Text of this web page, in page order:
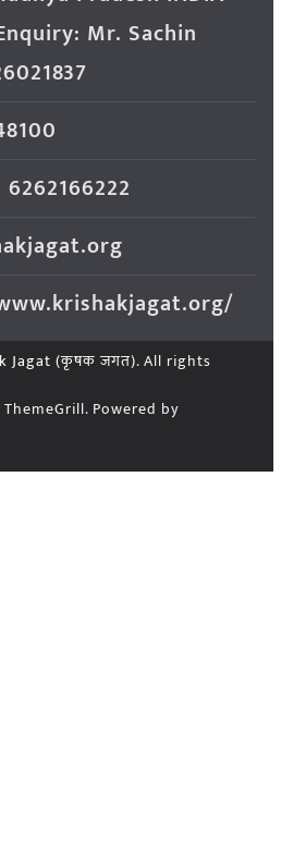
Mr. Sachin
Jagat (कृषक जगत). All rights
ThemeGrill. Powered by